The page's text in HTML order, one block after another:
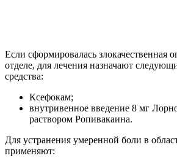
Если сформировалась злокачественная
отделе, для лечения назначают
средства:
Ксефокам;
внутривенное введение 8 мг
раствором Ропивакаина.
Для устранения умеренной боли в
применяют: